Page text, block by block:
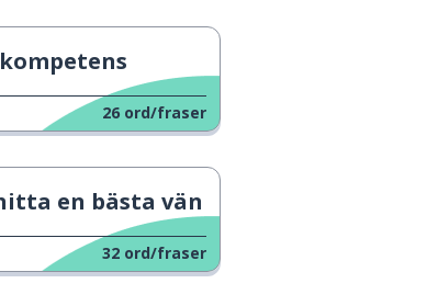
26 ord/fraser
en bästa vän
32 ord/fraser